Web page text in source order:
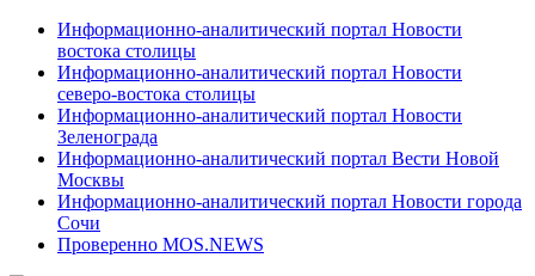
Информационно-аналитический портал Новости
востока столицы
Информационно-аналитический портал Новости
северо-востока столицы
Информационно-аналитический портал Новости
Зеленограда
Информационно-аналитический портал Вести Новой
Москвы
Информационно-аналитический портал Новости города
Сочи
Проверенно MOS.NEWS